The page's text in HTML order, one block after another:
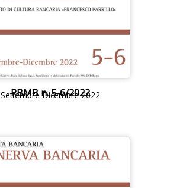
RBMB n. 5-6/2022
Settembre-Dicembre 2022